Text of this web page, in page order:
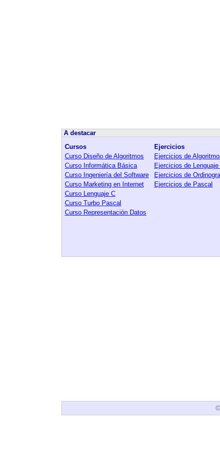
A destacar
Cursos
Curso Diseño de Algoritmos
Curso Informática Básica
Curso Ingeniería del Software
Curso Marketing en Internet
Curso Lenguaje C
Curso Turbo Pascal
Curso Representación Datos
Ejercicios
Ejercicios de
Ejercicios de Lenguaje
Ejercicios de
Ejercicios de Pascal
©